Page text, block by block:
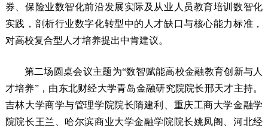
券、保险业数智化前沿发展实际及从业人员教育培训数智化
实践，剖析行业数字化转型中的人才缺口与核心能力标准，
对高校复合型人才培养提出中肯建议。
第二场圆桌会议主题为“数智赋能高校金融教育创新与人
才培养”，由东北财经大学青岛金融研究院院长邢天才主持。
吉林大学商学与管理学院院长隋建利、重庆工商大学金融学
院院长王兰、哈尔滨商业大学金融学院院长姚凤阁、河北经